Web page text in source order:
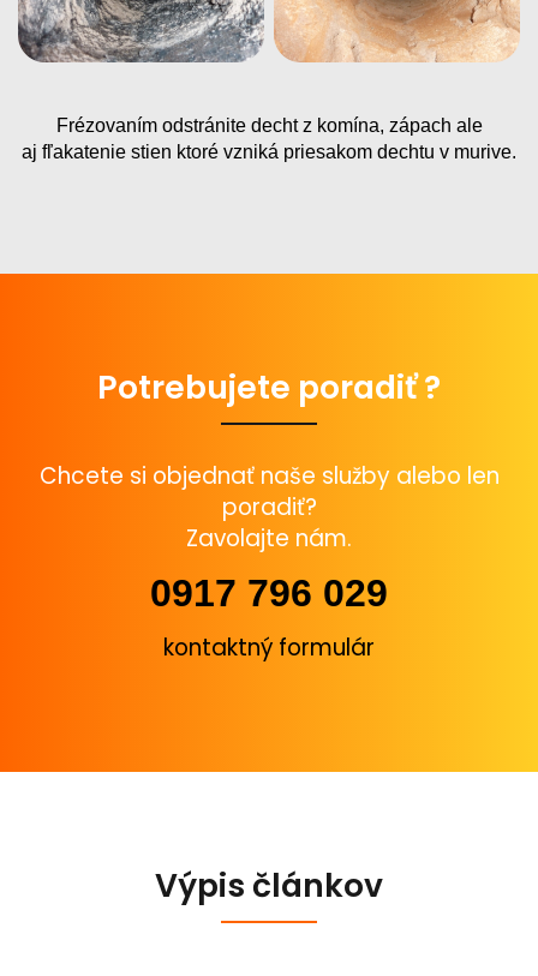
Frézovaním odstránite decht z komína, zápach ale
aj fľakatenie stien ktoré vzniká priesakom dechtu v murive.
Potrebujete poradiť ?
Chcete si objednať naše služby alebo len
poradiť?
Zavolajte nám.
0917 796 029
kontaktný formulár
Výpis článkov